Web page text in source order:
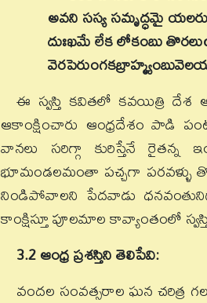
అవని సస్య సమృద్ధమై
దుఃఖమే లేక లోకంబు
ఈ స్వస్తి కవితలో కవయిత్రి దేశ
ఆకాంక్షించారు ఆంధ్రదేశం పాడి
వానలు సరిగ్గా కురిస్తేనే రైతన్న
భూమండలమంతా పచ్చగా
నిండిపోవాలని పేదవాడు
కాంక్షిస్తూ పూలమాల కావ్యాంతంలో
3.2 ఆంధ్ర ప్రశస్తిని తెలిపేవి:
వందల సంవత్సరాల ఘన చరిత్ర